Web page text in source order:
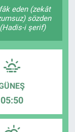
eden (zekât
sözden
i şerif)
05:50